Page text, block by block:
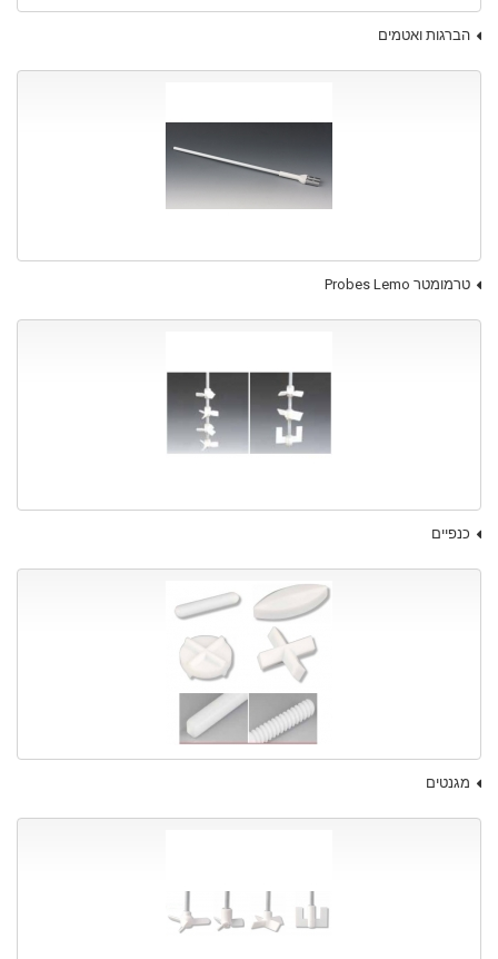
הברגות ואטמים
טרמומטר Probes Lemo
כנפיים
מגנטים